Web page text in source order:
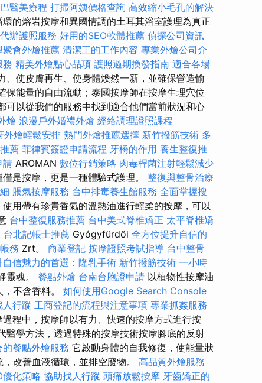
醫美療程 打掃阿姨價格查詢 高效縮小毛孔的解決
的熔岩按摩和異國情調的土耳其浴室護理為真正
辦護照服務 好用的SEO軟體推薦 偵探公司資訊
聚會外燴推薦 清潔工的工作內容 專業外燴公司介
務 精美外燴點心品項 護照過期換發指南 適合各場
、使皮膚再生、使身體煥然一新，並確保營造愉
能量的自由流動；泰國按摩師在按摩生理穴位
以從我們的服務中找到適合他們當前狀況和心
燴 浪漫戶外婚禮外燴 經絡調理證照課程
外燴輕鬆安排 熱門外燴推薦選擇 新竹撥筋技術 多
薦 菲律賓簽證申請流程 牙橋的作用 養生整復推
請 AROMAN 數位行銷策略 肉毒桿菌注射輕鬆減少
僅是按摩，更是一種體驗式護理。 整復與整骨治療
脹氣按摩服務 台中排毒養生館服務 全面掌握搜
使用帶有珍貴香氣的溫熱油進行輕柔的按摩，可以
台中整復服務推薦 台中美式脊椎矯正 太平脊椎矯
台北記帳士推薦 Gyógyfürdői 全方位提升自信的
務 Zrt。 商業登記 按摩證照考試指導 台中整骨
自信魅力的首選：隆乳手術 新竹撥筋技術 一小時
靈魂。 餐點外燴 台南台胞證申請 以植物性按摩油
不含香料。 如何使用Google Search Console
人行蹤 工商登記的流程與注意事項 專業抓姦服務
過程中，按摩師以有力、快速的按摩方式進行按
醫學方法，透過特殊的按摩技術按摩腳底的反射
餐點外燴服務 它啟動身體的自我修復，使能量狀
改善血液循環，並排空廢物。 高品質外燴服務
優化策略 協助找人行蹤 頭痛放鬆按摩 牙齒矯正的